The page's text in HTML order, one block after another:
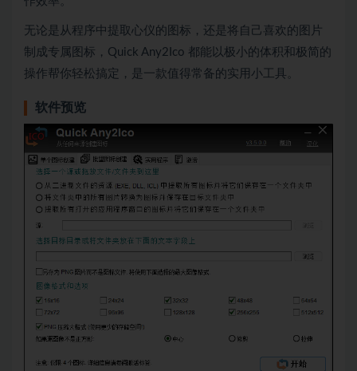
无论是从程序中提取心仪的图标，还是将自己喜欢的图片
制成专属图标，Quick Any2Ico 都能以极小的体积和极简的
操作帮你轻松搞定，是一款值得常备的实用小工具。
软件预览